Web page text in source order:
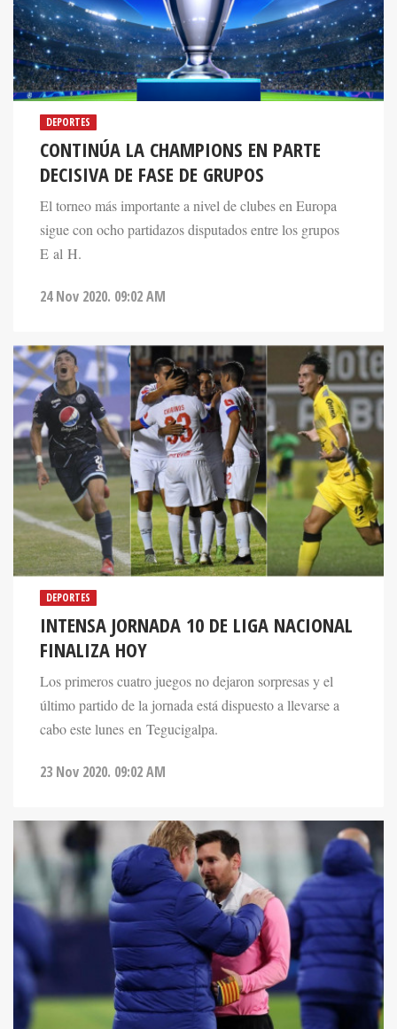
DEPORTES
CONTINÚA LA CHAMPIONS EN PARTE
DECISIVA DE FASE DE GRUPOS
El torneo más importante a nivel de clubes en Europa
sigue con ocho partidazos disputados entre los grupos
E al H.
24 Nov 2020. 09:02 AM
DEPORTES
INTENSA JORNADA 10 DE LIGA NACIONAL
FINALIZA HOY
Los primeros cuatro juegos no dejaron sorpresas y el
último partido de la jornada está dispuesto a llevarse a
cabo este lunes en Tegucigalpa.
23 Nov 2020. 09:02 AM